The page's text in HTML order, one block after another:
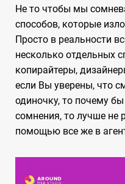
Не то чтобы мы
способов, которые
Просто в реальности
несколько отдельных
копирайтеры,
если Вы уверены, что
одиночку, то почему
сомнения, то лучше не
помощью все же в